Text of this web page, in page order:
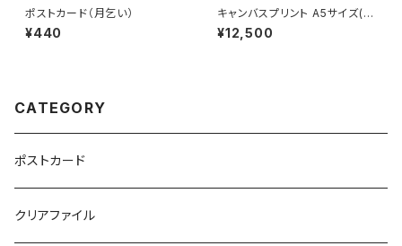
ポストカード（月乞い）
¥440
キャンバスプリント A5サイズ(大
好きなのは)
¥12,500
CATEGORY
ポストカード
クリアファイル